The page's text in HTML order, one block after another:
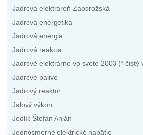
Jadrová elektráreň Záporožská
Jadrová energetika
Jadrová energia
Jadrová reakcia
Jadrové elektrárne vo svete 2003 (* čistý
Jadrové palivo
Jadrový reaktor
Jalový výkon
Jedlík Štefan Anián
Jednosmerné elektrické napätie